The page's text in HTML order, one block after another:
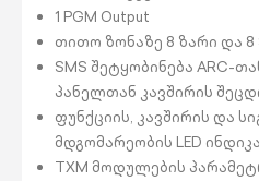
1 PGM Output
თითო ზონაზე 8 ზარი და 8
SMS შეტყობინება ARC-
პანელთან კავშირის
ფუნქციის, კავშირის და
მდგომარეობის LED
TXM მოდულების